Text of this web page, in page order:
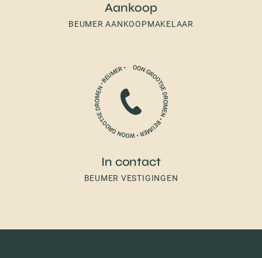
Aankoop
BEUMER AANKOOPMAKELAAR
In contact
BEUMER VESTIGINGEN